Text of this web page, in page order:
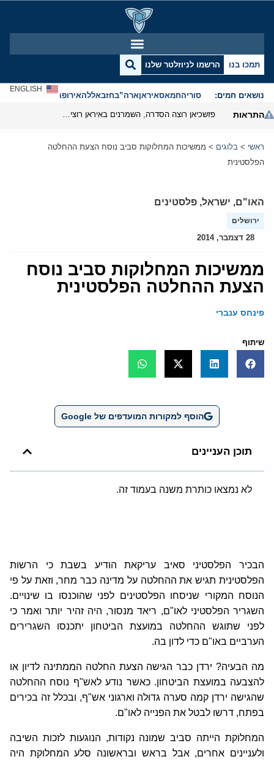
תמכו בנו הרשמו לניוזלטר שלנו
נושאים חמים: סוריהחמאסאיראןארה”בחזבאללהאירופהאנטישמיות
ENGLISH
התראות
ראשי > בלוגים > ממשיכות המחלוקות סביב נוסח הצעת ההחלטה
הפלסטינית
האו"ם, ישראל, פלסטינים
ירושלים
28 דצמבר, 2014
ממשיכות המחלוקות סביב נוסח
הצעת ההחלטה הפלסטינית
פינחס ענברי
שיתוף
הוסף למקורות המועדפים של Google
תוכן העניינים
לא נמצאו כותרת משנה בעמוד זה.
הבכיר הפלסטיני סאיב עריקאת הודיע בשבת כי הרשות
הפלסטינית תגיש את ההחלטה על מדינה כבר מחר, וזאת על פי
הנוסח המקורי שניסחו הפלסטינים לפני שהוכנסו בו שינויים.
השגריר הפלסטיני לאו"ם, ריאד מנסור, היה זהיר יותר ואמר כי
לפני שתוגש ההחלטה במועצת הביטחון יתכנסו השגרירים
הערביים באו"ם כדי לדון בה.
מה הבעיה? ירדן כבר הגישה הצעת החלטה הממתינה לדיון או
להצבעה במועצת הביטחון. כאשר נודע לאש"ף נוסח ההחלטה
שהגישה ירדן קמה סערה גדולה וארגוני אש"ף, ובכלל זה בכירים
בפתח, דרשו לבטל את הפנייה לאו"ם.
המחלוקת הייתה סביב שמונה נקודות, הנוגעות לזכות השיבה
ולעניינים אחרים, אבל בראש ובראשונה סלע המחלוקת היה